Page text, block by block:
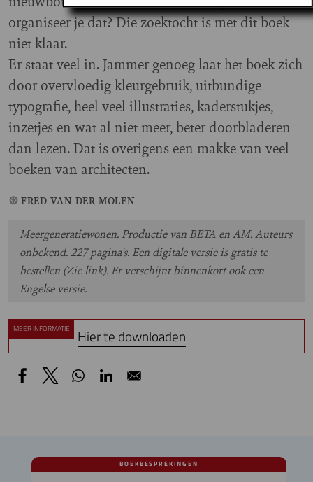
organiseer je dat? Die zoektocht is met dit boek
niet klaar.
Er staat veel in. Jammer genoeg laat het boek zich
door overvloedig kleurgebruik, uitbundige
typografie, heel veel illustraties, kaderstukjes,
inzetjes en wat al niet meer, beter doorbladeren
dan lezen. Dat is overigens een makke van veel
boeken van architecten.
FRED VAN DER MOLEN
Meergeneratiewonen. Productie van BETA en AM. Auteurs
onbekend. 227 pagina's. Een digitale versie is gratis te
bestellen (Zie link). Er verschijnt binnenkort ook een
Engelse versie.
MEER INFORMATIE Hier te downloaden
BOEKBESPREKINGEN